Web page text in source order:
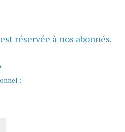
réservée à nos abonnés.
:
LE MOT DE PASSE